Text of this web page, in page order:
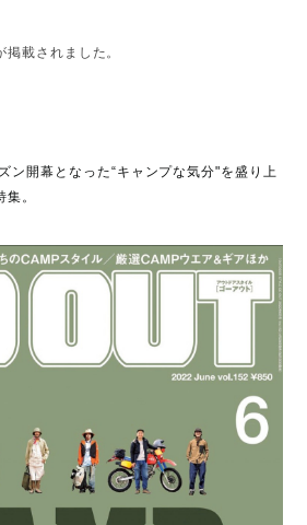
掲載されました。
ン開幕となった“キャンプな気分"を盛り上
。